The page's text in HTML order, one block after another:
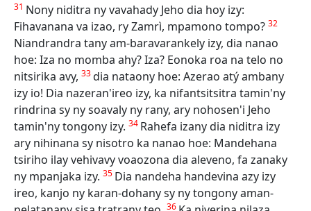
31 Nony niditra ny vavahady Jeho dia hoy izy:
Fihavanana va izao, ry Zamrì, mpamono tompo? 32
Niandrandra tany am-baravarankely izy, dia nanao
hoe: Iza no momba ahy? Iza? Eonoka roa na telo no
nitsirika avy, 33dia nataony hoe: Azerao atý ambany
izy io! Dia nazeran'ireo izy, ka nifantsitsitra tamin'ny
rindrina sy ny soavaly ny rany, ary nohosen'i Jeho
tamin'ny tongony izy. 34 Rahefa izany dia niditra izy
ary nihinana sy nisotro ka nanao hoe: Mandehana
tsiriho ilay vehivavy voaozona dia aleveno, fa zanaky
ny mpanjaka izy. 35 Dia nandeha handevina azy izy
ireo, kanjo ny karan-dohany sy ny tongony aman-
36